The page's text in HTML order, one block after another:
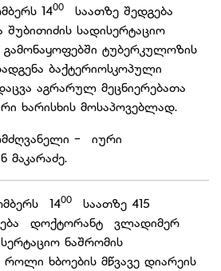
1400
საათზე შედგება
სადისერტაციო
გამონაყოფებში ტუბერკულოზის
ბაქტერიოსკოპული
აგრარულ მეცნიერებათა
ხარისხის მოსაპოვებლად.
- იური
მაკარაძე.
1400
საათზე 415
დოქტორანტ ვლადიმერ
ნაშრომის
როლი ხბოების მწვავე დიარეის